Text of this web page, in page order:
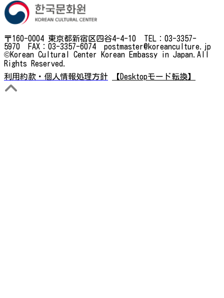
〒160-0004 東京都新宿区四谷4-4-10 TEL：03-3357-
5970 FAX：03-3357-6074 postmaster@koreanculture.jp
©Korean Cultural Center Korean Embassy in Japan.All
Rights Reserved.
利用約款・個人情報処理方針
【Desktopモード転換】